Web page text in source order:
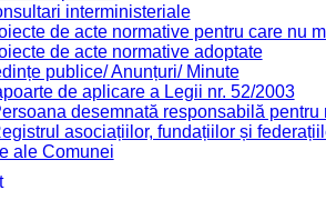
interministeriale
de acte normative pentru care nu
de acte normative adoptate
publice/ Anunțuri/ Minute
de aplicare a Legii nr. 52/2003
desemnată responsabilă
asociațiilor, fundațiilor și
ale Comunei